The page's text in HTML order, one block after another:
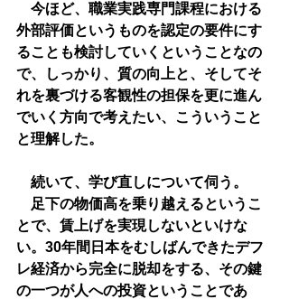
今ほど、職業実践専門課程における
外部評価というものを認定の要件にす
ることも検討していくということなの
で、しっかり、質の向上と、そしてそ
れを裏づける客観性の担保を更に進ん
でいく方向で考えたい、こういうこと
と理解した。
続いて、学び直しについて伺う。
足下の物価高を乗り越えるというこ
とで、賃上げを実現しないといけな
い。30年間日本をむしばんできたデフ
レ経済から完全に脱却をする、その鍵
の一つが人への投資ということであ